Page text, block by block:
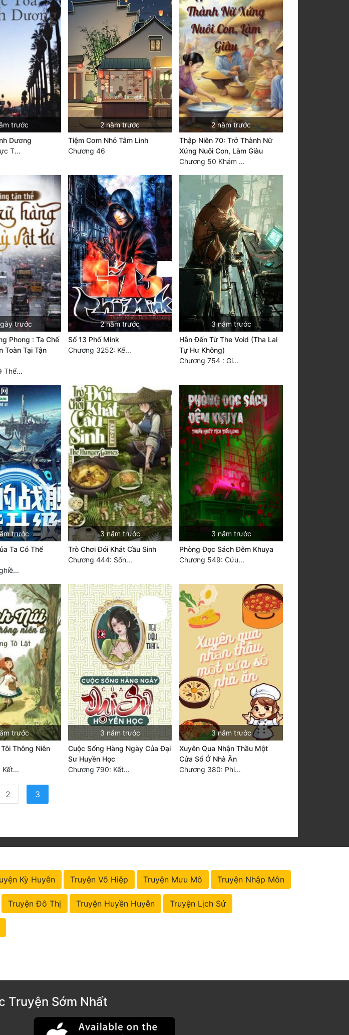
trước
Dương
T...
2 năm trước
Tiệm Cơm Nhỏ Tâm Linh
Chương 46
2 năm trước
Thập Niên 70: Trở Thành Nữ
Xứng Nuôi Con, Làm Giàu
Chương 50 Khám ...
trước
Phong : Ta Chế
Toàn Tại Tận
Thế...
2 năm trước
Số 13 Phố Mink
Chương 3252: Kế...
3 năm trước
Hắn Đến Từ The Void (Tha Lai
Tự Hư Không)
Chương 754 : Gi...
trước
Ta Có Thể
3 năm trước
Trò Chơi Đói Khát Cầu Sinh
Chương 444: Sốn...
3 năm trước
Phòng Đọc Sách Đêm Khuya
Chương 549: Cứu...
trước
Thông Niên
3 năm trước
Cuộc Sống Hàng Ngày Của Đại
Sư Huyền Học
Chương 790: Kết...
3 năm trước
Xuyên Qua Nhận Thầu Một
Cửa Sổ Ở Nhà Ăn
Chương 380: Phi...
2 3
(current)
Kỳ Huyễn Truyện Võ Hiệp Truyện Mưu Mô Truyện Nhập Môn
Truyện Đô Thị Truyện Huyền Huyễn Truyện Lịch Sử
Truyện Sớm Nhất